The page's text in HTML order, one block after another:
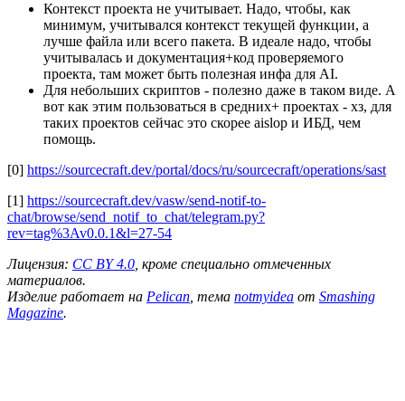
Контекст проекта не учитывает. Надо, чтобы, как
минимум, учитывался контекст текущей функции, а
лучше файла или всего пакета. В идеале надо, чтобы
учитывалась и документация+код проверяемого
проекта, там может быть полезная инфа для AI.
Для небольших скриптов - полезно даже в таком виде. А
вот как этим пользоваться в средних+ проектах - хз, для
таких проектов сейчас это скорее aislop и ИБД, чем
помощь.
[0] https://sourcecraft.dev/portal/docs/ru/sourcecraft/operations/sast
[1] https://sourcecraft.dev/vasw/send-notif-to-
chat/browse/send_notif_to_chat/telegram.py?
rev=tag%3Av0.0.1&l=27-54
Лицензия: CC BY 4.0 , кроме специально отмеченных
материалов.
Изделие работает на Pelican , тема notmyidea от Smashing
Magazine.